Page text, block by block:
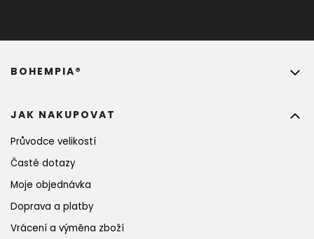
JAK NAKUPOVAT
Průvodce velikostí
Časté dotazy
Moje objednávka
Doprava a platby
Vrácení a výměna zboží
BOHEMPIA®